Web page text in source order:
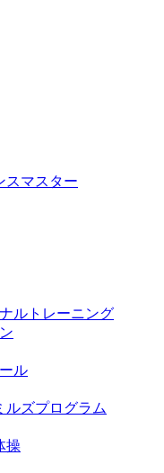
スマスター
ルトレーニング
ル
ルズプログラム
操